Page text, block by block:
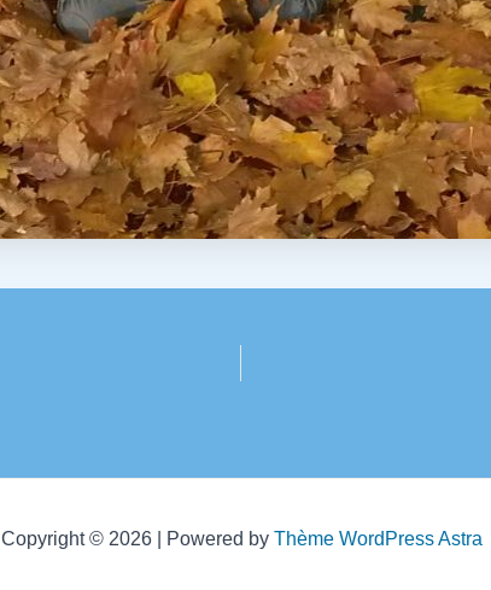
Copyright © 2026 | Powered by Thème WordPress Astra